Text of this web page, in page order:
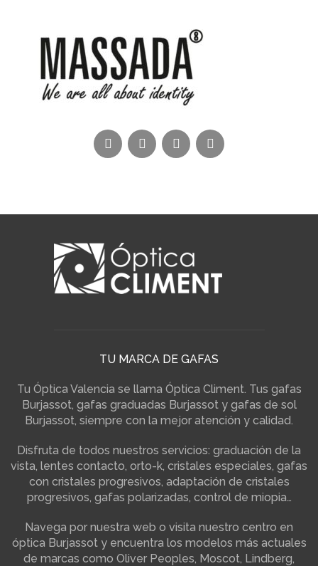
TU MARCA DE GAFAS
Tu Óptica Valencia se llama Óptica Climent. Tus gafas
Burjassot, gafas graduadas Burjassot y gafas de sol
Burjassot, siempre con la mejor atención y calidad.
Disfruta de todos nuestros servicios: graduación de la
vista, lentes contacto, orto-k, cristales especiales, gafas
con cristales progresivos, adaptación de cristales
progresivos, gafas polarizadas, control de miopia…
Navega por nuestra web o visita nuestro centro en
óptica Burjassot y encuentra los modelos más actuales
de marcas como Oliver Peoples, Moscot, Lindberg,